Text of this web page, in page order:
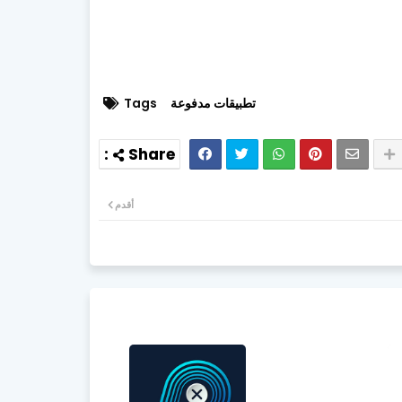
Tags تطبيقات مدفوعة
أقدم